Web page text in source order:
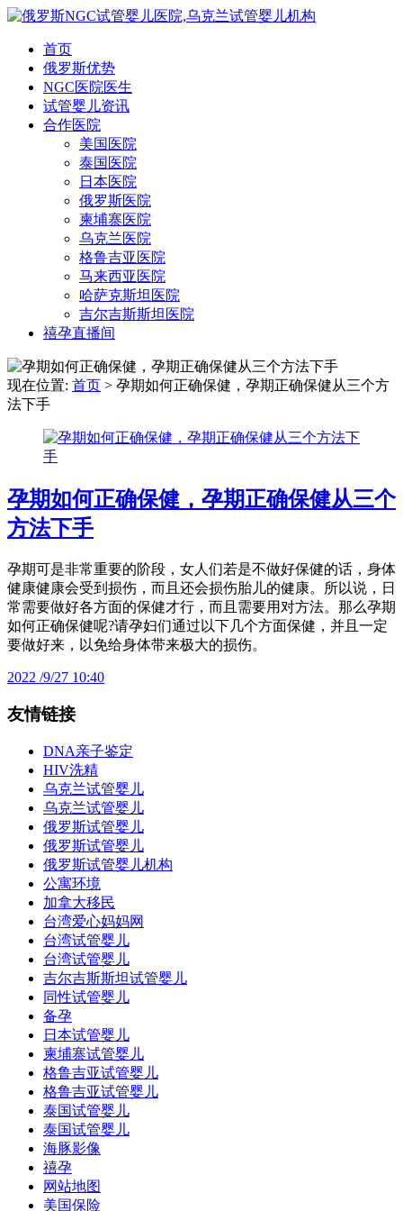
首页
俄罗斯优势
NGC医院医生
试管婴儿资讯
合作医院
美国医院
泰国医院
日本医院
俄罗斯医院
柬埔寨医院
乌克兰医院
格鲁吉亚医院
马来西亚医院
哈萨克斯坦医院
吉尔吉斯斯坦医院
禧孕直播间
现在位置: 首页 > 孕期如何正确保健，孕期正确保健从三个方
法下手
孕期如何正确保健，孕期正确保健从三个
方法下手
孕期可是非常重要的阶段，女人们若是不做好保健的话，身体
健康健康会受到损伤，而且还会损伤胎儿的健康。所以说，日
常需要做好各方面的保健才行，而且需要用对方法。那么孕期
如何正确保健呢?请孕妇们通过以下几个方面保健，并且一定
要做好来，以免给身体带来极大的损伤。
2022 /9/27 10:40
友情链接
DNA亲子鉴定
HIV洗精
乌克兰试管婴儿
乌克兰试管婴儿
俄罗斯试管婴儿
俄罗斯试管婴儿
俄罗斯试管婴儿机构
公寓环境
加拿大移民
台湾爱心妈妈网
台湾试管婴儿
台湾试管婴儿
吉尔吉斯斯坦试管婴儿
同性试管婴儿
备孕
日本试管婴儿
柬埔寨试管婴儿
格鲁吉亚试管婴儿
格鲁吉亚试管婴儿
泰国试管婴儿
泰国试管婴儿
海豚影像
禧孕
网站地图
美国保险